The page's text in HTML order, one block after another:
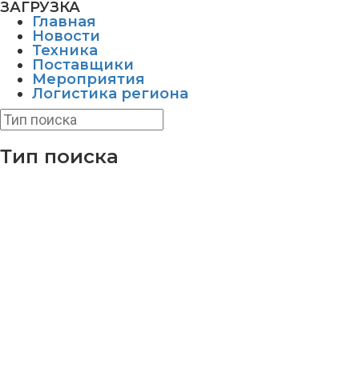
ЗАГРУЗКА
Главная
Новости
Техника
Поставщики
Мероприятия
Логистика региона
Тип поиска